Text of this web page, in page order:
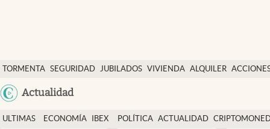
TORMENTA SEGURIDAD JUBILADOS VIVIENDA ALQUILER
Actualidad
Economía y finanzas
Política
Actualidad
ULTIMAS
ECONOMÍA
IBEX
POLÍTICA ACTUALIDAD